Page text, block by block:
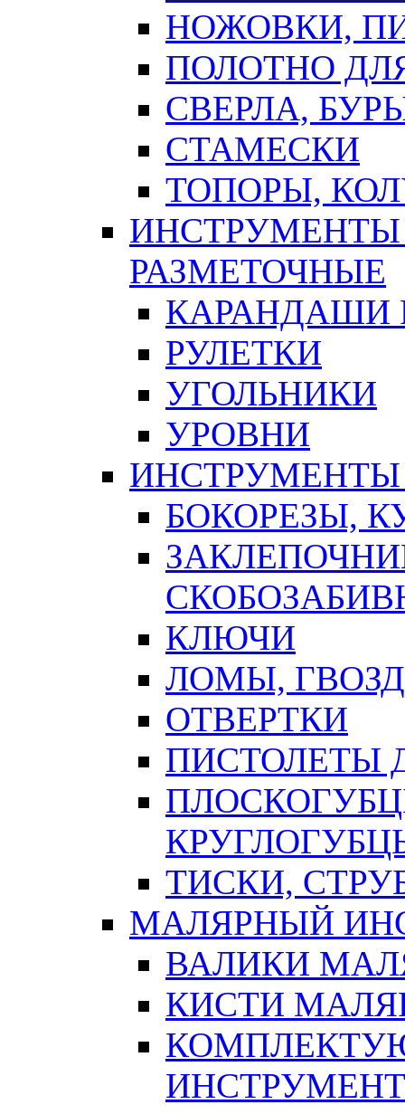
НОЖОВКИ,
ПОЛОТНО
СВЕРЛА,
СТАМЕСКИ
ТОПОРЫ,
ИНСТРУМЕНТЫ
РАЗМЕТОЧНЫЕ
КАРАНДАШИ
РУЛЕТКИ
УГОЛЬНИКИ
УРОВНИ
БОКОРЕЗЫ,
КЛЮЧИ
ЛОМЫ,
ОТВЕРТКИ
ПИСТОЛЕТЫ
ТИСКИ,
МАЛЯРНЫЙ
ВАЛИКИ
КИСТИ